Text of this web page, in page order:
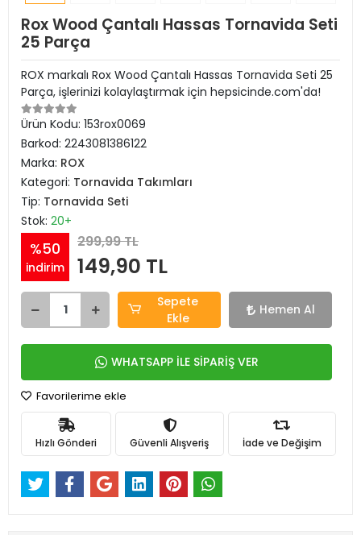
Rox Wood Çantalı Hassas Tornavida Seti
25 Parça
ROX markalı Rox Wood Çantalı Hassas Tornavida Seti 25
Parça, işlerinizi kolaylaştırmak için hepsicinde.com'da!
Ürün Kodu: 153rox0069
Barkod: 2243081386122
Marka: ROX
Kategori: Tornavida Takımları
Tip: Tornavida Seti
Stok: 20+
%50
indirim
299,99 TL
149,90 TL
Sepete
Ekle
Hemen Al
WHATSAPP İLE SİPARİŞ VER
Favorilerime ekle
Hızlı Gönderi Güvenli Alışveriş İade ve Değişim